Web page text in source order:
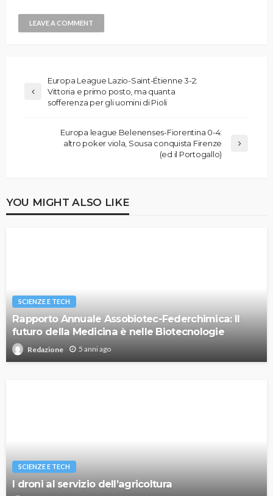
Europa League Lazio-Saint-Étienne 3-2:
Vittoria e primo posto, ma quanta
sofferenza per gli uomini di Pioli
Europa league Belenenses-Fiorentina 0-4:
altro poker viola, Sousa conquista Firenze
(ed il Portogallo)
YOU MIGHT ALSO LIKE
SCIENZE E TECH
Rapporto Annuale Assobiotec-Federchimica: Il
futuro della Medicina è nelle Biotecnologie
Redazione 5 anni ago
SCIENZE E TECH
I droni al servizio dell’agricoltura